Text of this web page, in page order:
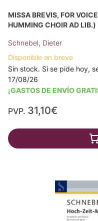
MISSA BREVIS, FOR
HUMMING CHOIR AD LIB.)
Schnebel, Dieter
Disponible en breve
Sin stock. Si se pide hoy,
17/08/26
¡GASTOS DE ENVÍO
PVP. 31,10€